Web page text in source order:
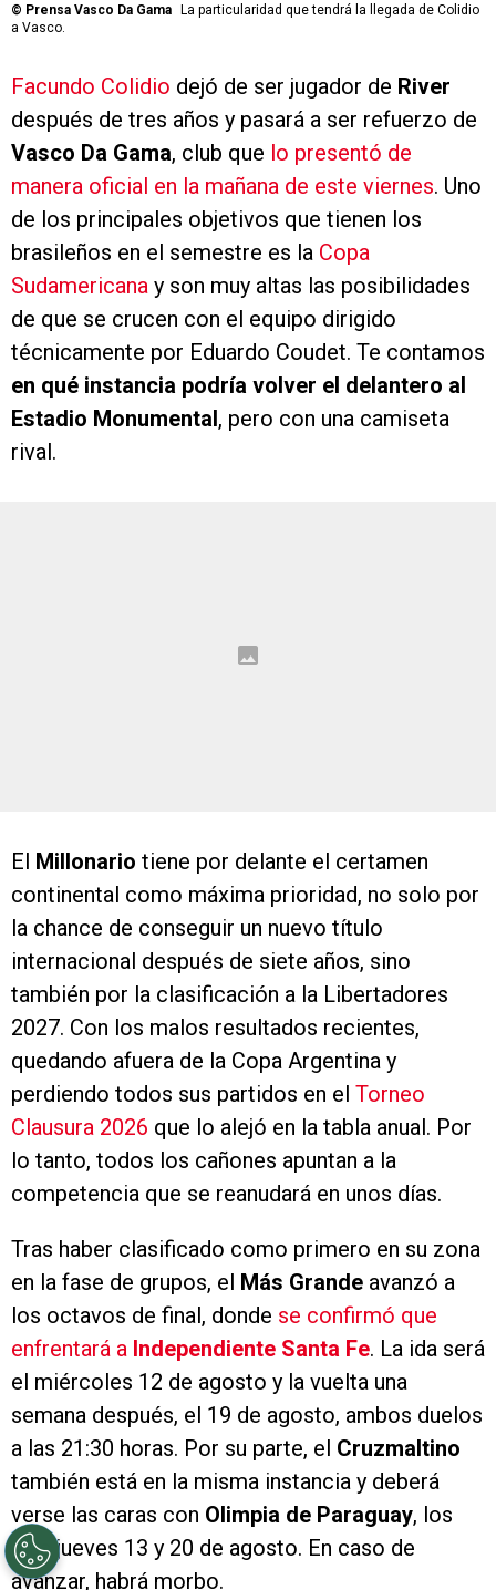
© Prensa Vasco Da Gama
La particularidad que tendrá la llegada de Colidio
a Vasco.
Facundo Colidio dejó de ser jugador de River
después de tres años y pasará a ser refuerzo de
Vasco Da Gama, club que lo presentó de
manera oficial en la mañana de este viernes. Uno
de los principales objetivos que tienen los
brasileños en el semestre es la Copa
Sudamericana y son muy altas las posibilidades
de que se crucen con el equipo dirigido
técnicamente por Eduardo Coudet. Te contamos
en qué instancia podría volver el delantero al
Estadio Monumental, pero con una camiseta
rival.
El Millonario tiene por delante el certamen
continental como máxima prioridad, no solo por
la chance de conseguir un nuevo título
internacional después de siete años, sino
también por la clasificación a la Libertadores
2027. Con los malos resultados recientes,
quedando afuera de la Copa Argentina y
perdiendo todos sus partidos en el Torneo
Clausura 2026 que lo alejó en la tabla anual. Por
lo tanto, todos los cañones apuntan a la
competencia que se reanudará en unos días.
Tras haber clasificado como primero en su zona
en la fase de grupos, el Más Grande avanzó a
los octavos de final, donde se confirmó que
enfrentará a Independiente Santa Fe. La ida será
el miércoles 12 de agosto y la vuelta una
semana después, el 19 de agosto, ambos duelos
a las 21:30 horas. Por su parte, el Cruzmaltino
también está en la misma instancia y deberá
verse las caras con Olimpia de Paraguay, los
días jueves 13 y 20 de agosto. En caso de
avanzar, habrá morbo.